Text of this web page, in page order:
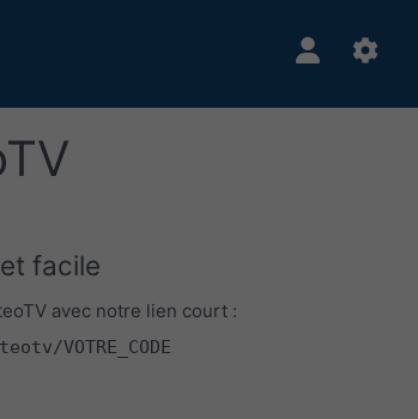
facile
avec notre lien court :
VOTRE_CODE